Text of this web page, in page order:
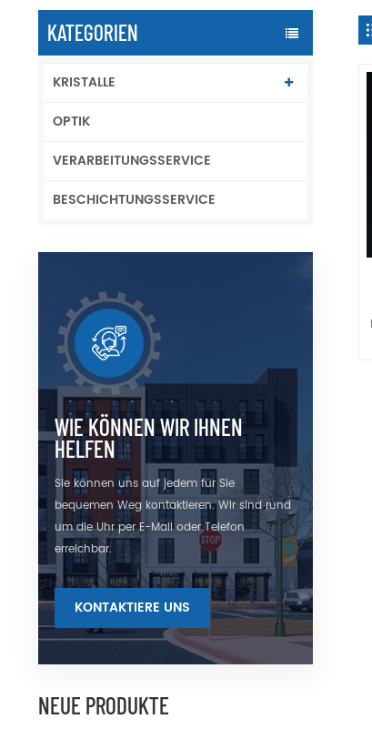
KATEGORIEN
KRISTALLE
OPTIK
VERARBEITUNGSSERVICE
BESCHICHTUNGSSERVICE
WIE KÖNNEN WIR IHNEN
HELFEN
Sie können uns auf jedem für Sie
bequemen Weg kontaktieren. Wir sind rund
um die Uhr per E-Mail oder Telefon
erreichbar.
KONTAKTIERE UNS
NEUE PRODUKTE